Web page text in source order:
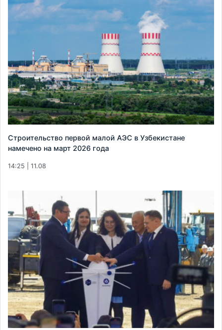
Строительство первой малой АЭС в Узбекистане
намечено на март 2026 года
14:25 | 11.08